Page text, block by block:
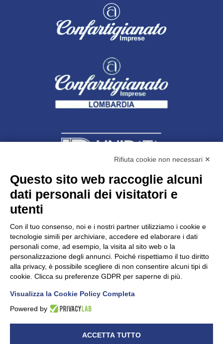
Unidata s.r.lcon unico socio
Largo dell’Artigianato, 1 - 23100 Sondrio
C.F. 00481790145 - N.REA SO-36426
PEC: unidata.sondrio@legalmail.it
Cap. soc. euro 100.000,00 i.v.
UNIDATA - Informativa privacy (per i clienti)
Rifiuta cookie non necessari ✕
Questo sito web raccoglie alcuni
dati personali dei visitatori e
utenti
Con il tuo consenso, noi e i nostri partner utilizziamo i cookie e
tecnologie simili per archiviare, accedere ed elaborare i dati
personali come, ad esempio, la visita al sito web o la
personalizzazione degli annunci. Poiché rispettiamo il tuo diritto
alla privacy, è possibile scegliere di non consentire alcuni tipi di
cookie. Clicca su preferenze GDPR per saperne di più.
Visualizza la Cookie Policy Completa
Powered by
ACCETTA TUTTO